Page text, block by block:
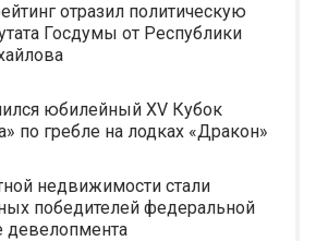
отразил политическую
Госдумы от Республики
юбилейный XV Кубок
по гребле на лодках «Дракон»
недвижимости стали
победителей федеральной
девелопмента